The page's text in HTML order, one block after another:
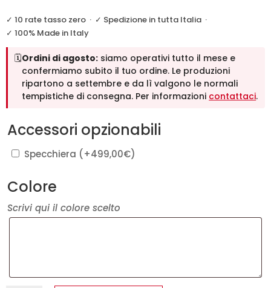
✓ 10 rate tasso zero · ✓ Spedizione in tutta Italia ·
✓ 100% Made in Italy
🗓️Ordini di agosto: siamo operativi tutto il mese e
confermiamo subito il tuo ordine. Le produzioni
ripartono a settembre e da lì valgono le normali
tempistiche di consegna. Per informazioni contattaci.
Accessori opzionabili
Specchiera (+499,00€)
Colore
Scrivi qui il colore scelto